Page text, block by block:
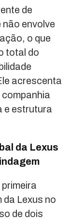
de
envolve
o que
total do
acrescenta
companhia
e estrutura
da Lexus
da Lexus no
de dois